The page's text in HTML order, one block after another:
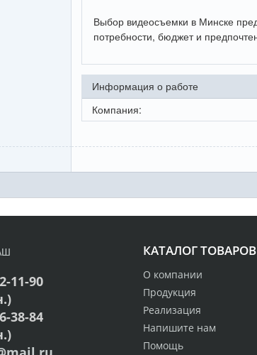
Выбор видеосъемки в Минске
потребности, бюджет и
Информация о работе
Компания:
КАТАЛОГ ТОВАРОВ
О компании
Продукция
Реализация
Напишите нам
Помощь
11-90
38-84